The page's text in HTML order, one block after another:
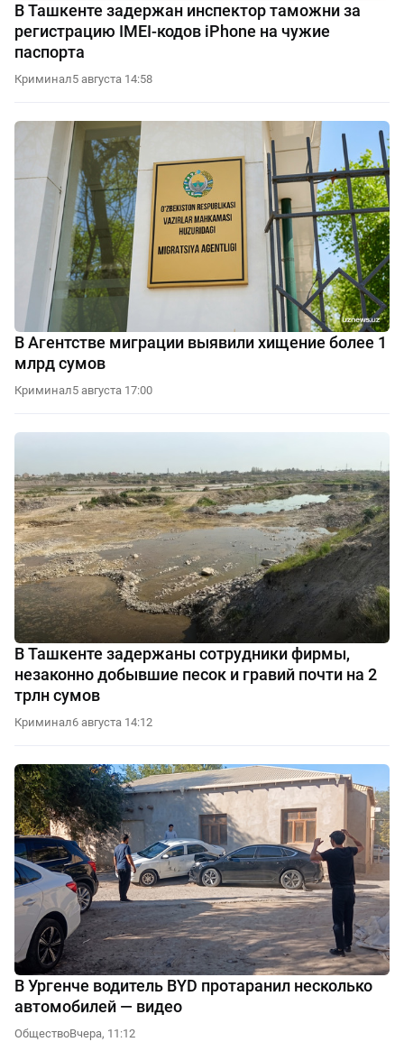
В Ташкенте задержан инспектор таможни за
регистрацию IMEI-кодов iPhone на чужие
паспорта
Криминал5 августа 14:58
В Агентстве миграции выявили хищение более 1
млрд сумов
Криминал5 августа 17:00
В Ташкенте задержаны сотрудники фирмы,
незаконно добывшие песок и гравий почти на 2
трлн сумов
Криминал6 августа 14:12
В Ургенче водитель BYD протаранил несколько
автомобилей — видео
ОбществоВчера, 11:12